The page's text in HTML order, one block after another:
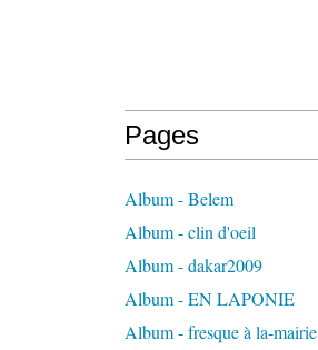
Pages
Album - Belem
Album - clin d'oeil
Album - dakar2009
Album - EN LAPONIE
Album - fresque à la-mairie